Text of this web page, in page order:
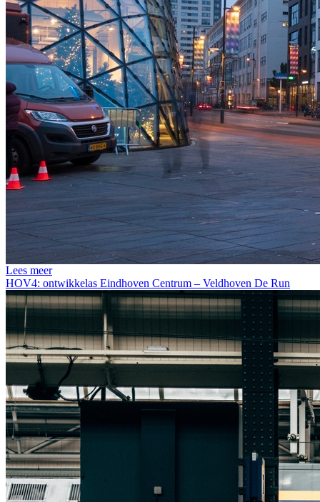
Lees meer
HOV4: ontwikkelas Eindhoven Centrum – Veldhoven De Run